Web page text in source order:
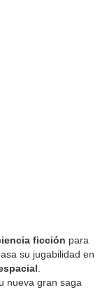
ficción para
su jugabilidad en
.
nueva gran saga